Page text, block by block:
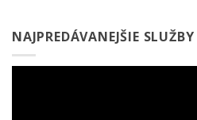
NAJPREDÁVANEJŠIE SLUŽBY